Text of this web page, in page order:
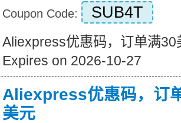
Coupon Code: SUB4T
Aliexpress优惠码，订单满30
Expires on 2026-10-27
Aliexpress优惠码，订
美元